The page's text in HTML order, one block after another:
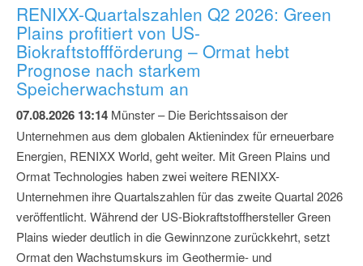
RENIXX-Quartalszahlen Q2 2026: Green
Plains profitiert von US-
Biokraftstoffförderung – Ormat hebt
Prognose nach starkem
Speicherwachstum an
07.08.2026 13:14 Münster – Die Berichtssaison der
Unternehmen aus dem globalen Aktienindex für erneuerbare
Energien, RENIXX World, geht weiter. Mit Green Plains und
Ormat Technologies haben zwei weitere RENIXX-
Unternehmen ihre Quartalszahlen für das zweite Quartal 2026
veröffentlicht. Während der US-Biokraftstoffhersteller Green
Plains wieder deutlich in die Gewinnzone zurückkehrt, setzt
Ormat den Wachstumskurs im Geothermie- und